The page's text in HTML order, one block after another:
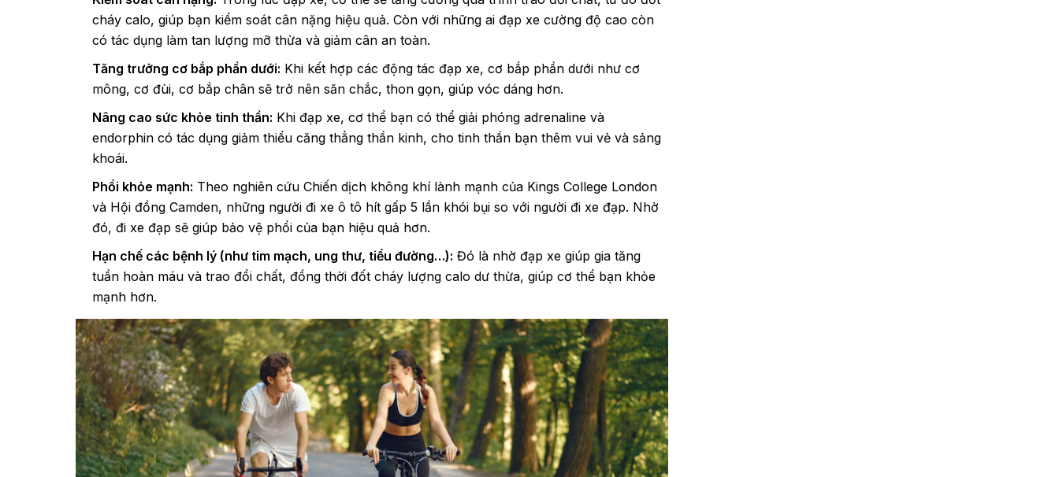
cháy calo, giúp bạn kiểm soát cân nặng hiệu quả. Còn với những ai đạp xe cường độ cao còn
có tác dụng làm tan lượng mỡ thừa và giảm cân an toàn.
Tăng trưởng cơ bắp phần dưới: Khi kết hợp các động tác đạp xe, cơ bắp phần dưới như cơ
mông, cơ đùi, cơ bắp chân sẽ trở nên săn chắc, thon gọn, giúp vóc dáng hơn.
Nâng cao sức khỏe tinh thần: Khi đạp xe, cơ thể bạn có thể giải phóng adrenaline và
endorphin có tác dụng giảm thiểu căng thẳng thần kinh, cho tinh thần bạn thêm vui vẻ và sảng
khoái.
Phổi khỏe mạnh: Theo nghiên cứu Chiến dịch không khí lành mạnh của Kings College London
và Hội đồng Camden, những người đi xe ô tô hít gấp 5 lần khói bụi so với người đi xe đạp. Nhờ
đó, đi xe đạp sẽ giúp bảo vệ phổi của bạn hiệu quả hơn.
Hạn chế các bệnh lý (như tim mạch, ung thư, tiểu đường…): Đó là nhờ đạp xe giúp gia tăng
tuần hoàn máu và trao đổi chất, đồng thời đốt cháy lượng calo dư thừa, giúp cơ thể bạn khỏe
mạnh hơn.